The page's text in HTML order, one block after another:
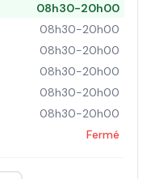
08h30-20h00
08h30-20h00
08h30-20h00
08h30-20h00
08h30-20h00
08h30-20h00
Fermé